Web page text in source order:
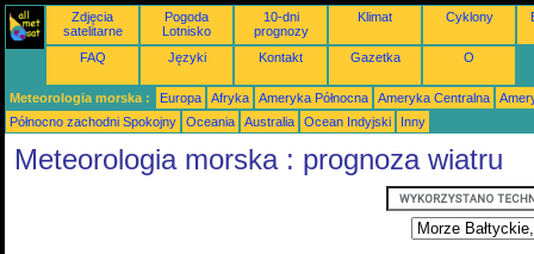
Zdjęcia
satelitarne
Pogoda
Lotnisko
10-dni
prognozy
Klimat Cyklony
FAQ Języki Kontakt Gazetka O
Meteorologia morska : Europa Afryka Ameryka Północna Ameryka Centralna
Północno zachodni Spokojny
Oceania Australia Ocean Indyjski Inny
Meteorologia morska : prognoza wiatru